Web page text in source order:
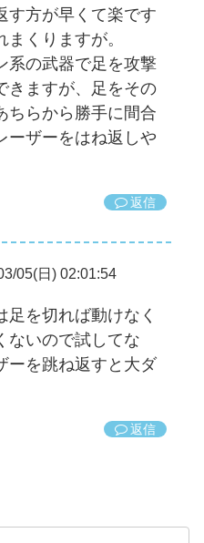
す方が早くて楽です
くりますが。
系の武器で足を攻撃
きますが、足をその
ちらから勝手に間合
ーザーをはね返しや
返信
05(日) 02:01:54
足を切れば動けなく
いので試してな
ーを跳ね返すと大ダ
返信